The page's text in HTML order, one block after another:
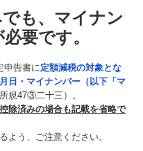
も、マイナン
要です。
申告書に 定額減税の対象とな
日・マイナンバー（以下「マ
所規47③二十三）。
除済みの場合も記載を省略で
よう、ご注意ください。